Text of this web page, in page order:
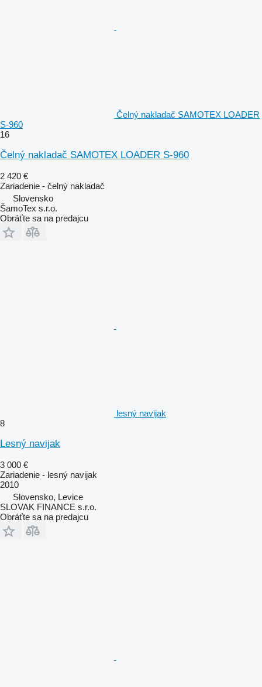
Čelný nakladač SAMOTEX LOADER
S-960
16
Čelný nakladač SAMOTEX LOADER S-960
2 420 €
Zariadenie - čelný nakladač
Slovensko
ŠamoTex s.r.o.
Obráťte sa na predajcu
lesný navijak
8
Lesný navijak
3 000 €
Zariadenie - lesný navijak
2010
Slovensko, Levice
SLOVAK FINANCE s.r.o.
Obráťte sa na predajcu